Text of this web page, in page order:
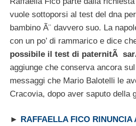
vuole sottoporsi al test del dna
bambino Ã¨ davvero suo. La
con un po’ di rammarico e dice
possibile il test di paternitÃ
aggiunge che conserva ancora
messaggi che Mario Balotelli le
Cracovia, dopo aver saputo della
►
RAFFAELLA FICO